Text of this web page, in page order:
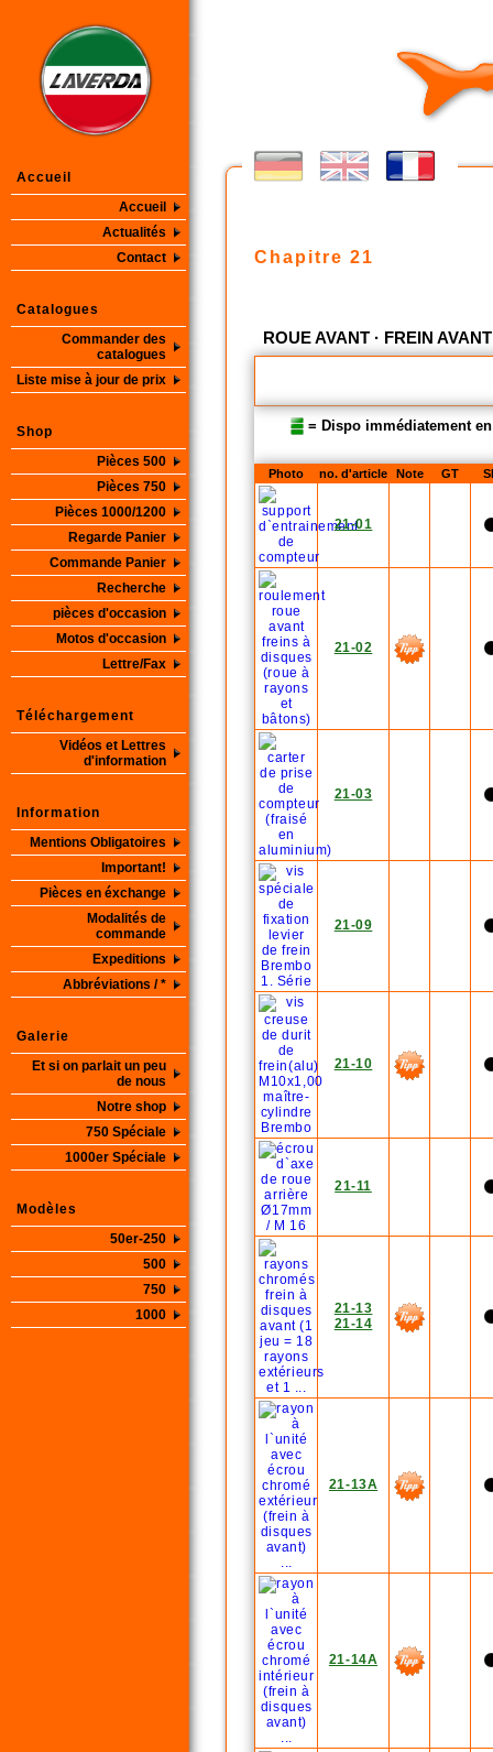
Accueil
Accueil
Actualités
Contact
Catalogues
Commander des
catalogues
Liste mise à jour de prix
Shop
Pièces 500
Pièces 750
Pièces 1000/1200
Regarde Panier
Commande Panier
Recherche
pièces d'occasion
Motos d'occasion
Lettre/Fax
Téléchargement
Vidéos et Lettres
d'information
Information
Mentions Obligatoires
Important!
Pièces en éxchange
Modalités de
commande
Expeditions
Abbréviations / *
Galerie
Et si on parlait un peu
de nous
Notre shop
750 Spéciale
1000er Spéciale
Modèles
50er-250
500
750
1000
Chapitre 21
ROUE AVANT · FREIN
= Dispo immédiatement
Photo no. d'article Note GT
21-01
21-02
21-03
21-09
21-10
21-11
21-13
21-14
21-13A
21-14A